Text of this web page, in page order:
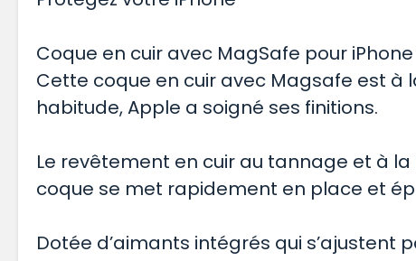
Coque en cuir avec MagSafe pour iPhone
Cette coque en cuir avec Magsafe est à
habitude, Apple a soigné ses finitions.
Le revêtement en cuir au tannage et à
coque se met rapidement en place et
Dotée d’aimants intégrés qui s’ajustent